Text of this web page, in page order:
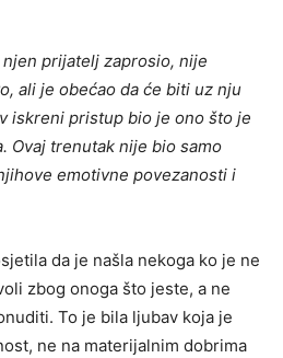
njen prijatelj zaprosio, nije
ali je obećao da će biti uz nju
iskreni pristup bio je ono što je
Ovaj trenutak nije bio samo
emotivne povezanosti i
da je našla nekoga ko je ne
zbog onoga što jeste, a ne
To je bila ljubav koja je
ne na materijalnim dobrima